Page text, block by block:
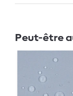
Peut-être